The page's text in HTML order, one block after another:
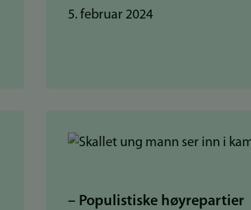
5. februar 2024
– Populistiske høyrepartier